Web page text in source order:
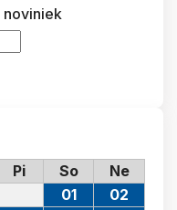
noviniek
Pi So Ne
01
02